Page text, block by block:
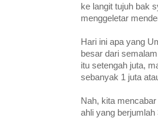
ke langit tujuh bak
menggeletar
Hari ini apa yang
besar dari
itu setengah juta,
sebanyak 1 juta
Nah, kita
ahli yang